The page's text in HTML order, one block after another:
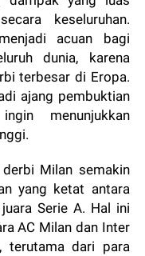
keseluruhan.
acuan bagi
dunia, karena
terbesar di Eropa.
ajang pembuktian
menunjukkan
Milan semakin
yang ketat antara
Serie A. Hal ini
AC Milan dan Inter
terutama dari para